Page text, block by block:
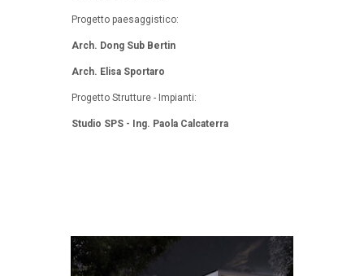
Progetto paesaggistico:
Arch. Dong Sub Bertin
Arch. Elisa Sportaro
Progetto Strutture - Impianti:
Studio SPS - Ing. Paola Calcaterra